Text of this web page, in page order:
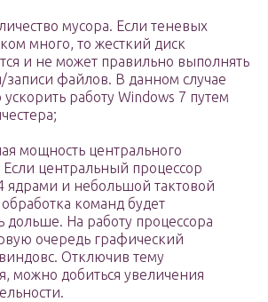
мусора. Если теневых
много, то жесткий диск
и не может правильно выполнять
записи файлов. В данном случае
работу Windows 7 путем
мощность центрального
Если центральный процессор
ядрами и небольшой тактовой
обработка команд будет
дольше. На работу процессора
очередь графический
Отключив тему
можно добиться увеличения